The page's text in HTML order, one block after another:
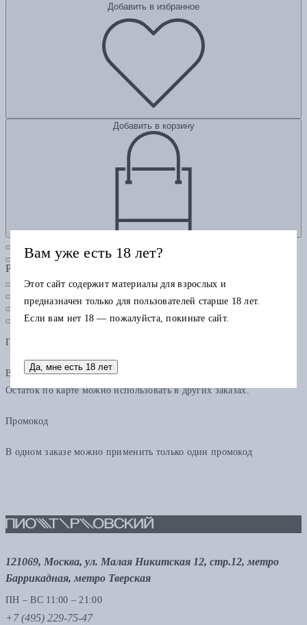
Добавить в избранное
Добавить в корзину
Рубрики
Подарочная карта
В одном заказе можно применить только одну подарочную карту.
Остаток по карте можно использовать в других заказах.
Промокод
В одном заказе можно применить только один промокод
121069, Москва, ул. Малая Никитская 12, стр.12, метро
Баррикадная, метро Тверская
ПН – ВС 11:00 – 21:00
+7 (495) 229-75-47
Вам уже есть 18 лет?
Этот сайт содержит материалы для взрослых и
предназначен только для пользователей старше 18 лет.
Если вам нет 18 — пожалуйста, покиньте сайт.
Да, мне есть 18 лет